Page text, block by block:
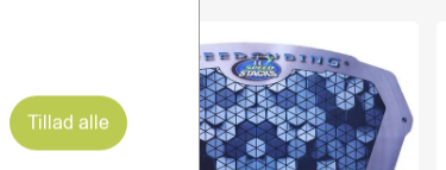
Tillad alle